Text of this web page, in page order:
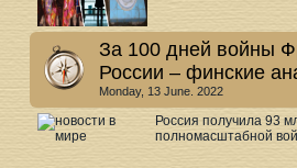
За 100 дней войны
России – финские
Monday, 13 June. 2022
Россия получила 93
полномасштабной